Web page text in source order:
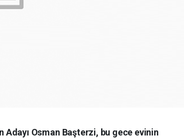
Adayı Osman Başterzi, bu gece evinin